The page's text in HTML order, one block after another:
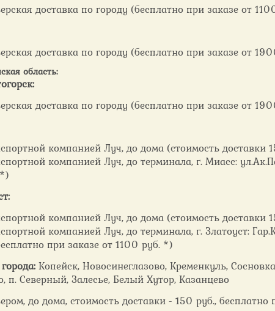
доставка по городу (бесплатно при заказе от
доставка по городу (бесплатно при заказе от
область:
доставка по городу (бесплатно при заказе от
компанией Луч, до дома (стоимость доставки
компанией Луч, до терминала, г. Миасс:
компанией Луч, до дома (стоимость доставки
компанией Луч, до терминала, г. Златоуст:
при заказе от 1100 руб. *)
Копейск, Новосинеглазово, Кременкуль,
п. Северный, Залесье, Белый Хутор, Казанцево
до дома, стоимость доставки - 150 руб.,